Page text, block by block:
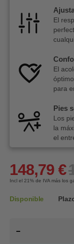
El
El
para
Pies
Los
la
el
148,79 €
Incl el 21% de IVA más los
Disponible